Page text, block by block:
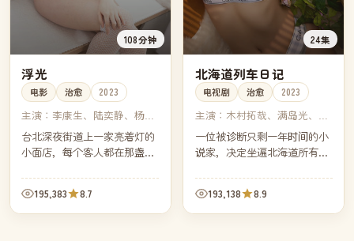
108分钟
浮光
电影 治愈 2023
主演： 李康生、陆奕静、杨贵
媚、苗天
台北深夜街道上一家亮着灯的
小面店，每个客人都在那盏黄
乎没有对白，灯影里却写满了
城市最深的沉默。
195,383 8.7
24集
北海道列车日记
电视剧 治愈 2023
主演： 木村拓哉、满岛光、永
野芽郁、中条彩未
一位被诊断只剩一年时间的小
说家，决定坐遍北海道所有还
路上的偶遇，都比他自己的小
说更难写。
193,138 8.9